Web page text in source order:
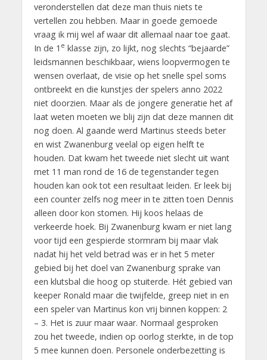
veronderstellen dat deze man thuis niets te
vertellen zou hebben. Maar in goede gemoede
vraag ik mij wel af waar dit allemaal naar toe gaat.
In de 1 e klasse zijn, zo lijkt, nog slechts “bejaarde”
leidsmannen beschikbaar, wiens loopvermogen te
wensen overlaat, de visie op het snelle spel soms
ontbreekt en die kunstjes der spelers anno 2022
niet doorzien. Maar als de jongere generatie het af
laat weten moeten we blij zijn dat deze mannen dit
nog doen. Al gaande werd Martinus steeds beter
en wist Zwanenburg veelal op eigen helft te
houden. Dat kwam het tweede niet slecht uit want
met 11 man rond de 16 de tegenstander tegen
houden kan ook tot een resultaat leiden. Er leek bij
een counter zelfs nog meer in te zitten toen Dennis
alleen door kon stomen. Hij koos helaas de
verkeerde hoek. Bij Zwanenburg kwam er niet lang
voor tijd een gespierde stormram bij maar vlak
nadat hij het veld betrad was er in het 5 meter
gebied bij het doel van Zwanenburg sprake van
een klutsbal die hoog op stuiterde. Hét gebied van
keeper Ronald maar die twijfelde, greep niet in en
een speler van Martinus kon vrij binnen koppen: 2
– 3. Het is zuur maar waar. Normaal gesproken
zou het tweede, indien op oorlog sterkte, in de top
5 mee kunnen doen. Personele onderbezetting is